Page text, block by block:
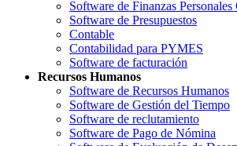
Software de Finanzas
Software de Presupuestos
Contable
Contabilidad para PYMES
Software de facturación
Recursos Humanos
Software de Recursos Humanos
Software de Gestión del Tiempo
Software de reclutamiento
Software de Pago de Nómina